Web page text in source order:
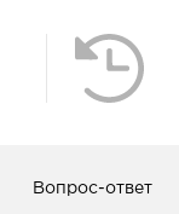
Вопрос-ответ